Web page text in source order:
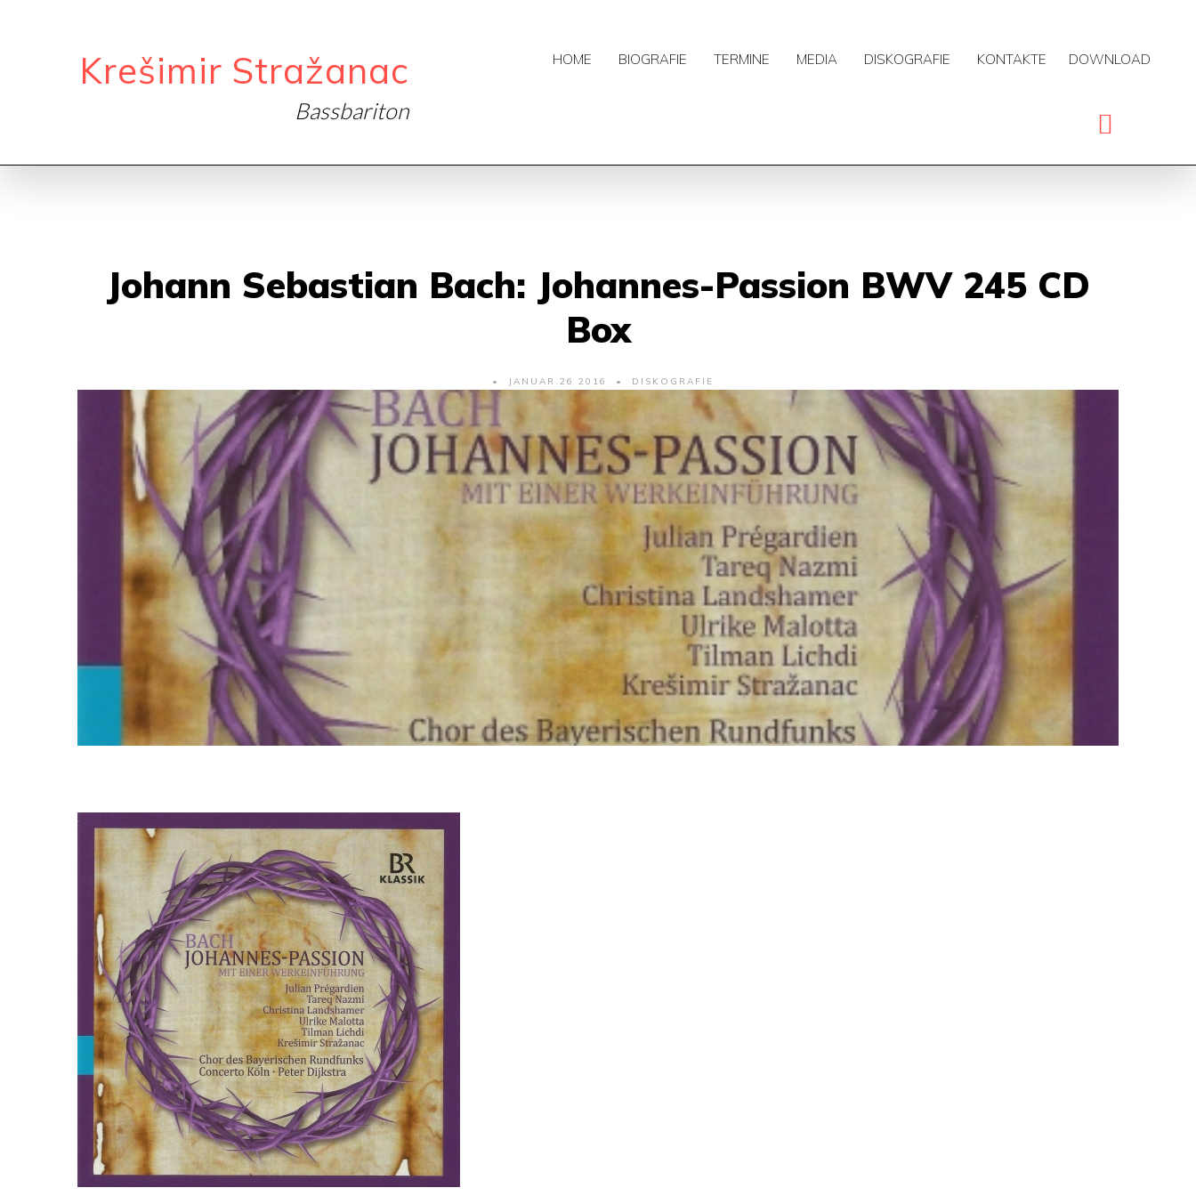
Krešimir Stražanac
Bassbariton
HOME BIOGRAFIE TERMINE MEDIA DISKOGRAFIE KONTAKTE DOWNLOAD
Johann Sebastian Bach: Johannes-Passion BWV 245 CD
Box
JANUAR.26 2016 DISKOGRAFIE